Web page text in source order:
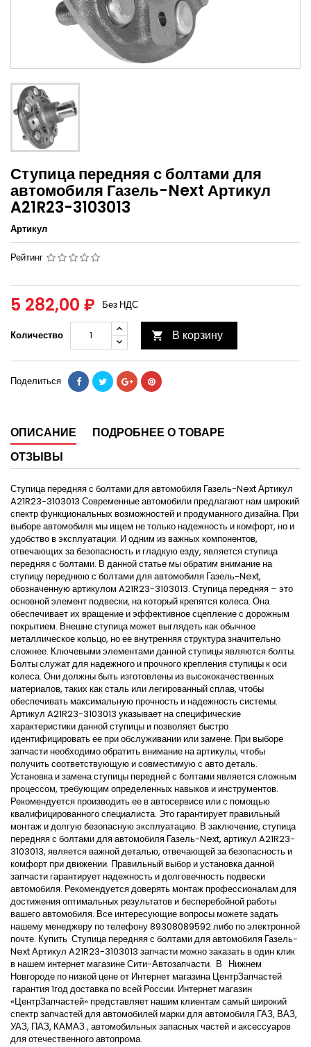
Ступица передняя с болтами для
автомобиля Газель-Next Артикул
A21R23-3103013
Артикул
Рейтинг
5 282,00 ₽ Без НДС
Количество  В корзину
Поделиться
ОПИСАНИЕ
ПОДРОБНЕЕ О ТОВАРЕ
ОТЗЫВЫ
Ступица передняя с болтами для автомобиля Газель-Next Артикул
A21R23-3103013 Современные автомобили предлагают нам широкий
спектр функциональных возможностей и продуманного дизайна. При
выборе автомобиля мы ищем не только надежность и комфорт, но и
удобство в эксплуатации. И одним из важных компонентов,
отвечающих за безопасность и гладкую езду, является ступица
передняя с болтами. В данной статье мы обратим внимание на
ступицу переднюю с болтами для автомобиля Газель-Next,
обозначенную артикулом A21R23-3103013. Ступица передняя – это
основной элемент подвески, на который крепятся колеса. Она
обеспечивает их вращение и эффективное сцепление с дорожным
покрытием. Внешне ступица может выглядеть как обычное
металлическое кольцо, но ее внутренняя структура значительно
сложнее. Ключевыми элементами данной ступицы являются болты.
Болты служат для надежного и прочного крепления ступицы к оси
колеса. Они должны быть изготовлены из высококачественных
материалов, таких как сталь или легированный сплав, чтобы
обеспечивать максимальную прочность и надежность системы.
Артикул A21R23-3103013 указывает на специфические
характеристики данной ступицы и позволяет быстро
идентифицировать ее при обслуживании или замене. При выборе
запчасти необходимо обратить внимание на артикулы, чтобы
получить соответствующую и совместимую с авто деталь.
Установка и замена ступицы передней с болтами является сложным
процессом, требующим определенных навыков и инструментов.
Рекомендуется производить ее в автосервисе или с помощью
квалифицированного специалиста. Это гарантирует правильный
монтаж и долгую безопасную эксплуатацию. В заключение, ступица
передняя с болтами для автомобиля Газель-Next, артикул A21R23-
3103013, является важной деталью, отвечающей за безопасность и
комфорт при движении. Правильный выбор и установка данной
запчасти гарантирует надежность и долговечность подвески
автомобиля. Рекомендуется доверять монтаж профессионалам для
достижения оптимальных результатов и бесперебойной работы
вашего автомобиля. Все интересующие вопросы можете задать
нашему менеджеру по телефону 89308089592 либо по электронной
почте. Купить Ступица передняя с болтами для автомобиля Газель-
Next Артикул A21R23-3103013 запчасти можно заказать в один клик
в нашем интернет магазине Сити-Автозапчасти. В Нижнем
Новгороде по низкой цене от Интернет магазина ЦентрЗапчастей
гарантия 1год доставка по всей России. Интернет магазин
«ЦентрЗапчастей» представляет нашим клиентам самый широкий
спектр запчастей для автомобилей марки для автомобиля ГАЗ, ВАЗ,
УАЗ, ПАЗ, КАМАЗ , автомобильных запасных частей и аксессуаров
для отечественного автопрома.